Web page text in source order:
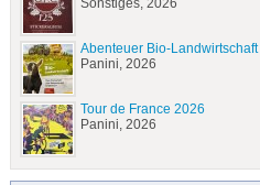
Sonstiges, 2026
Abenteuer Bio-Landwirtschaft
Panini, 2026
Tour de France 2026
Panini, 2026